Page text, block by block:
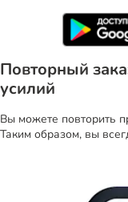
Повторный
усилий
Вы можете повторить
Таким образом, вы